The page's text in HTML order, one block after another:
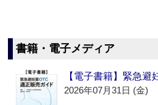
書籍・電子メディア
【電子書籍】緊急
2026年07月31日 (金)